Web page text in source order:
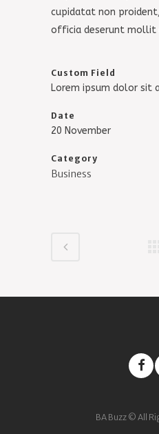
cupidatat non
officia deserunt mollit
Custom Field
Lorem ipsum dolor sit
Date
20 November
Category
Business
BA Buzz © All